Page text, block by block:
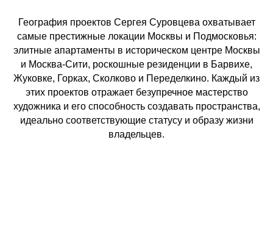
География проектов Сергея Суровцева охватывает
самые престижные локации Москвы и Подмосковья:
элитные апартаменты в историческом центре Москвы
и Москва-Сити, роскошные резиденции в Барвихе,
Жуковке, Горках, Сколково и Переделкино. Каждый из
этих проектов отражает безупречное мастерство
художника и его способность создавать пространства,
идеально соответствующие статусу и образу жизни
владельцев.